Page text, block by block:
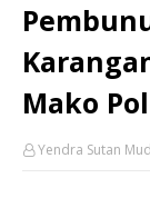
Mako
Yendra Sutan